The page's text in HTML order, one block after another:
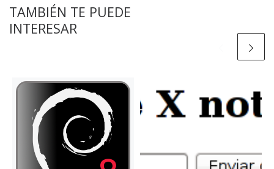
TAMBIÉN TE PUEDE
INTERESAR